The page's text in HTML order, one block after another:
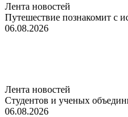
Лента новостей
Путешествие познакомит с
06.08.2026
Лента новостей
Студентов и ученых
06.08.2026